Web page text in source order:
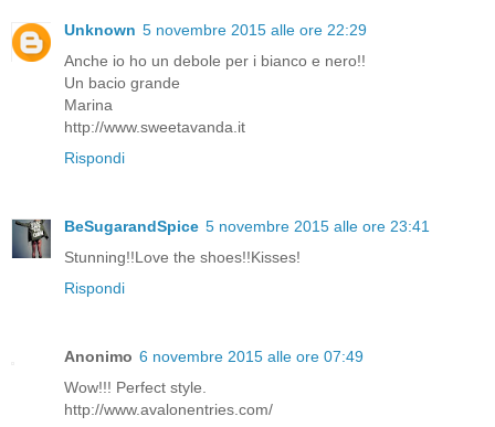
Unknown 5 novembre 2015 alle ore 22:29
Anche io ho un debole per i bianco e nero!!
Un bacio grande
Marina
http://www.sweetavanda.it
Rispondi
BeSugarandSpice 5 novembre 2015 alle ore 23:41
Stunning!!Love the shoes!!Kisses!
Rispondi
Anonimo 6 novembre 2015 alle ore 07:49
Wow!!! Perfect style.
http://www.avalonentries.com/